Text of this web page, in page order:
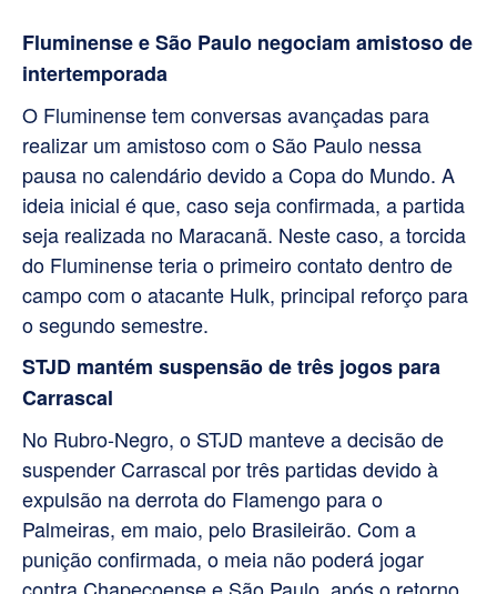
Fluminense e São Paulo negociam amistoso de
intertemporada
O Fluminense tem conversas avançadas para
realizar um amistoso com o São Paulo nessa
pausa no calendário devido a Copa do Mundo. A
ideia inicial é que, caso seja confirmada, a partida
seja realizada no Maracanã. Neste caso, a torcida
do Fluminense teria o primeiro contato dentro de
campo com o atacante Hulk, principal reforço para
o segundo semestre.
STJD mantém suspensão de três jogos para
Carrascal
No Rubro-Negro, o STJD manteve a decisão de
suspender Carrascal por três partidas devido à
expulsão na derrota do Flamengo para o
Palmeiras, em maio, pelo Brasileirão. Com a
punição confirmada, o meia não poderá jogar
contra Chapecoense e São Paulo, após o retorno